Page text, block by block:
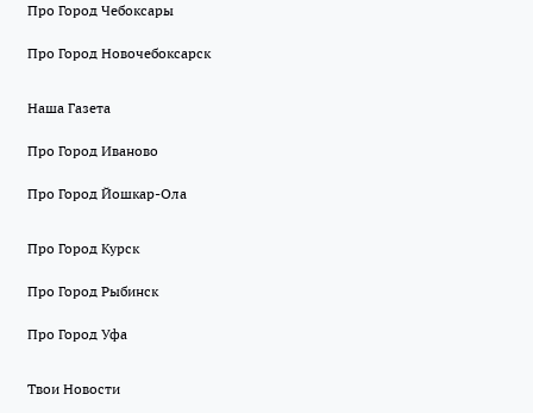
Про Город Чебоксары
Про Город Новочебоксарск
Наша Газета
Про Город Иваново
Про Город Йошкар-Ола
Про Город Курск
Про Город Рыбинск
Про Город Уфа
Твои Новости